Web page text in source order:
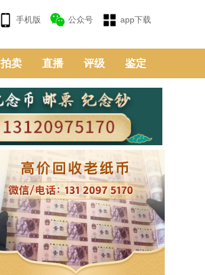
手机版 公众号 app下载
拍卖 直播 评级 鉴定